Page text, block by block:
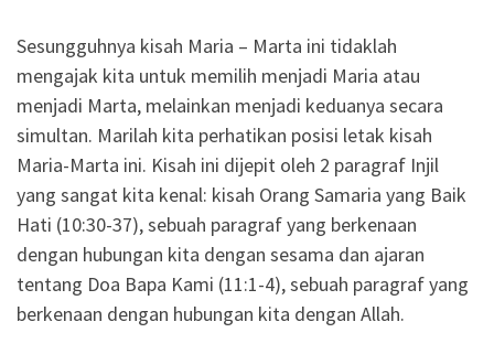
Sesungguhnya kisah Maria – Marta ini tidaklah
mengajak kita untuk memilih menjadi Maria atau
menjadi Marta, melainkan menjadi keduanya secara
simultan. Marilah kita perhatikan posisi letak kisah
Maria-Marta ini. Kisah ini dijepit oleh 2 paragraf Injil
yang sangat kita kenal: kisah Orang Samaria yang Baik
Hati (10:30-37), sebuah paragraf yang berkenaan
dengan hubungan kita dengan sesama dan ajaran
tentang Doa Bapa Kami (11:1-4), sebuah paragraf yang
berkenaan dengan hubungan kita dengan Allah.